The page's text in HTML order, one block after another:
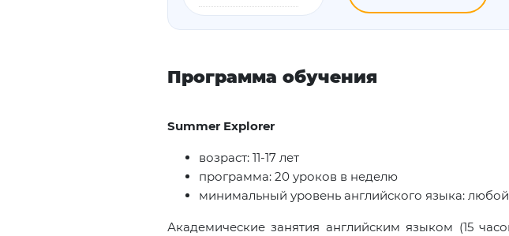
Программа обучения
Summer Explorer
возраст: 11-17 лет
программа: 20 уроков в неделю
минимальный уровень английского языка: любой
Академические занятия английским языком (15